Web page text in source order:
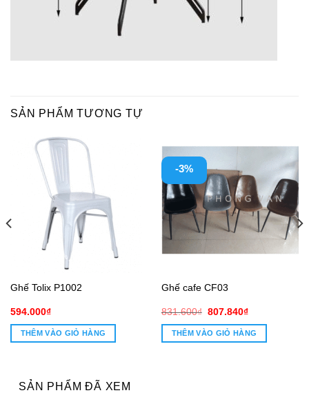
SẢN PHẨM TƯƠNG TỰ
Ghế Tolix P1002
594.000₫
THÊM VÀO GIỎ HÀNG
-3%
Ghế cafe CF03
831.600₫ Giá
là:
831.600₫.
807.840₫Giá
tại
là:
THÊM VÀO GIỎ HÀNG
SẢN PHẨM ĐÃ XEM